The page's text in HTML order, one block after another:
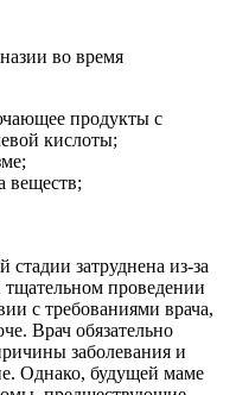
во время
продукты с
кислоты;
веществ;
стадии затруднена из-за
проведении
с требованиями врача,
Врач обязательно
заболевания и
Однако, будущей маме